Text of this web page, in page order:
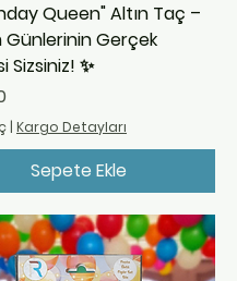
Queen" Altın Taç –
Günlerinin Gerçek
Sizsiniz! ✨
| Kargo Detayları
Sepete Ekle